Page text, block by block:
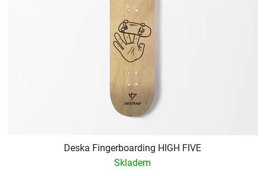
Deska Fingerboarding HIGH FIVE
Skladem